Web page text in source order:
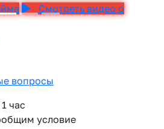
Смотреть видео о
вопросы
час
условие